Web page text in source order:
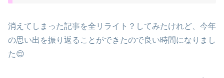
消えてしまった記事を全リライト？してみたけれど、今年
の思い出を振り返ることができたので良い時間になりまし
た😌